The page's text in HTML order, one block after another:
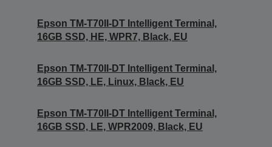
Epson TM-T70II-DT Intelligent Terminal,
16GB SSD, HE, WPR7, Black, EU
Epson TM-T70II-DT Intelligent Terminal,
16GB SSD, LE, Linux, Black, EU
Epson TM-T70II-DT Intelligent Terminal,
16GB SSD, LE, WPR2009, Black, EU